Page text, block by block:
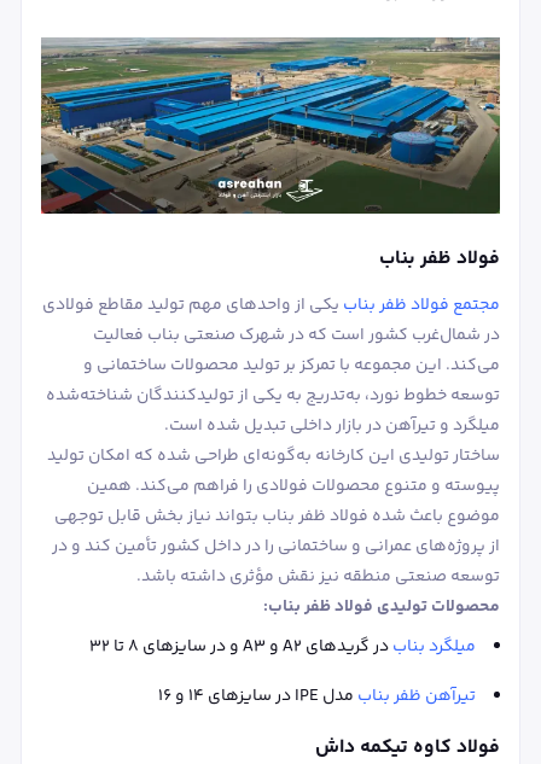
فولاد ظفر بناب
مجتمع فولاد ظفر بناب یکی از واحدهای مهم تولید مقاطع فولادی
در شمال‌غرب کشور است که در شهرک صنعتی بناب فعالیت
می‌کند. این مجموعه با تمرکز بر تولید محصولات ساختمانی و
توسعه خطوط نورد، به‌تدریج به یکی از تولیدکنندگان شناخته‌شده
میلگرد و تیرآهن در بازار داخلی تبدیل شده است.
ساختار تولیدی این کارخانه به‌گونه‌ای طراحی شده که امکان تولید
پیوسته و متنوع محصولات فولادی را فراهم می‌کند. همین
موضوع باعث شده فولاد ظفر بناب بتواند نیاز بخش قابل توجهی
از پروژه‌های عمرانی و ساختمانی را در داخل کشور تأمین کند و در
توسعه صنعتی منطقه نیز نقش مؤثری داشته باشد.
محصولات تولیدی فولاد ظفر بناب:
میلگرد بنابدر گریدهای A2 و A3 و در سایزهای ۸ تا ۳۲
تیرآهن ظفر بناب مدل IPE در سایزهای ۱۴ و ۱۶
فولاد کاوه تیکمه داش